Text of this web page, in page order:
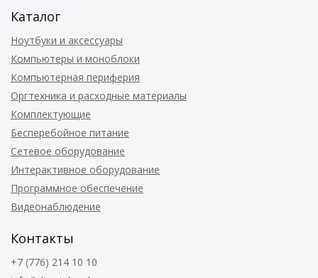
Каталог
Ноутбуки и аксессуары
Компьютеры и моноблоки
Компьютерная периферия
Оргтехника и расходные материалы
Комплектующие
Бесперебойное питание
Сетевое оборудование
Интерактивное оборудование
Программное обеспечение
Видеонаблюдение
Контакты
+7 (776) 214 10 10